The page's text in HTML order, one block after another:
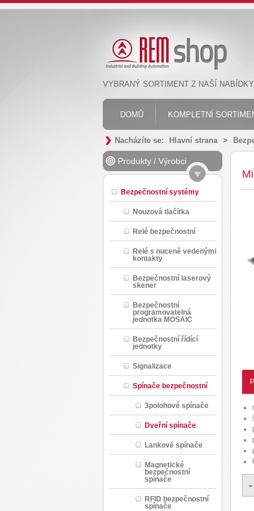
VYBRANÝ SORTIMENT Z NAŠÍ NABÍDKY
DOMŮ KOMPLETNÍ
Nacházíte se: Hlavní strana >
Produkty / Výrobci
Bezpečnostní systémy
Nouzová tlačítka
Relé bezpečnostní
Relé s nuceně vedenými
kontakty
Bezpečnostní laserový
skener
Bezpečnostní
programovatelná
jednotka MOSAIC
Bezpečnostní řídící
jednotky
Signalizace
Spínače bezpečnostní
3polohové spínače
Dveřní spínače
Lankové spínače
Magnetické
bezpečnostní
spínače
RFID bezpečnostní
spínače
-